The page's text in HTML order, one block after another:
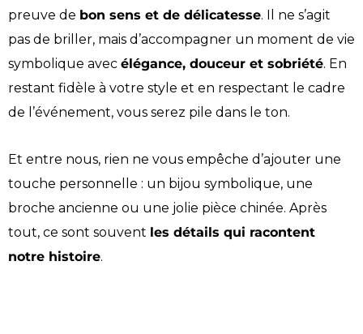
preuve de bon sens et de délicatesse. Il ne s’agit
pas de briller, mais d’accompagner un moment de vie
symbolique avec élégance, douceur et sobriété. En
restant fidèle à votre style et en respectant le cadre
de l’événement, vous serez pile dans le ton.
Et entre nous, rien ne vous empêche d’ajouter une
touche personnelle : un bijou symbolique, une
broche ancienne ou une jolie pièce chinée. Après
tout, ce sont souvent les détails qui racontent
notre histoire.